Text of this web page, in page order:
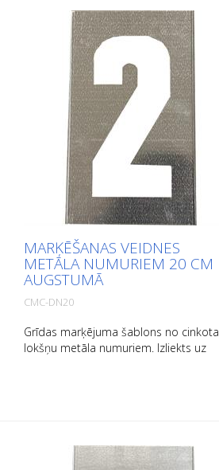
MARĶĒŠANAS VEIDNES
METĀLA NUMURIEM 20 CM
AUGSTUMĀ
CMC-DN20
Grīdas marķējuma šablons no cinkota
lokšņu metāla numuriem. Izliekts uz